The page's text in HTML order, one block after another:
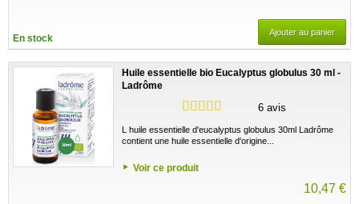
En stock
Ajouter au panier
Huile essentielle bio Eucalyptus globulus 30 ml -
Ladrôme
6 avis
L huile essentielle d'eucalyptus globulus 30ml Ladrôme
contient une huile essentielle d'origine...
Voir ce produit
10,47 €